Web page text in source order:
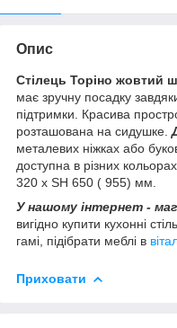
Опис
Стілець Торіно жовтий
має зручну посадку
підтримки. Красива
розташована на сидушке.
металевих ніжках або
доступна в різних кольорах.
320 x SH 650 ( 955) мм.
У нашому інтернет -
вигідно купити кухонні
гамі, підібрати меблі в
Приховати